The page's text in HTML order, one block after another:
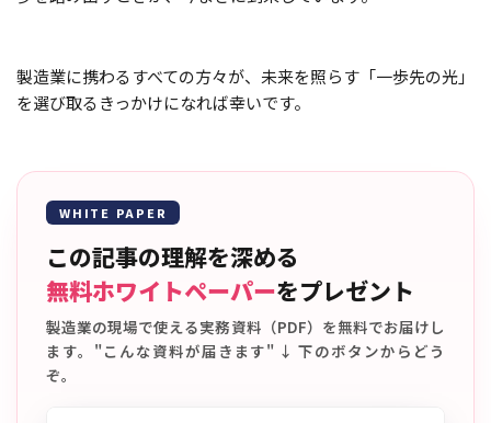
製造業に携わるすべての方々が、未来を照らす「一歩先の光」
を選び取るきっかけになれば幸いです。
WHITE PAPER
この記事の理解を深める
無料ホワイトペーパーをプレゼント
製造業の現場で使える実務資料（PDF）を無料でお届けし
ます。"こんな資料が届きます" ↓ 下のボタンからどう
ぞ。